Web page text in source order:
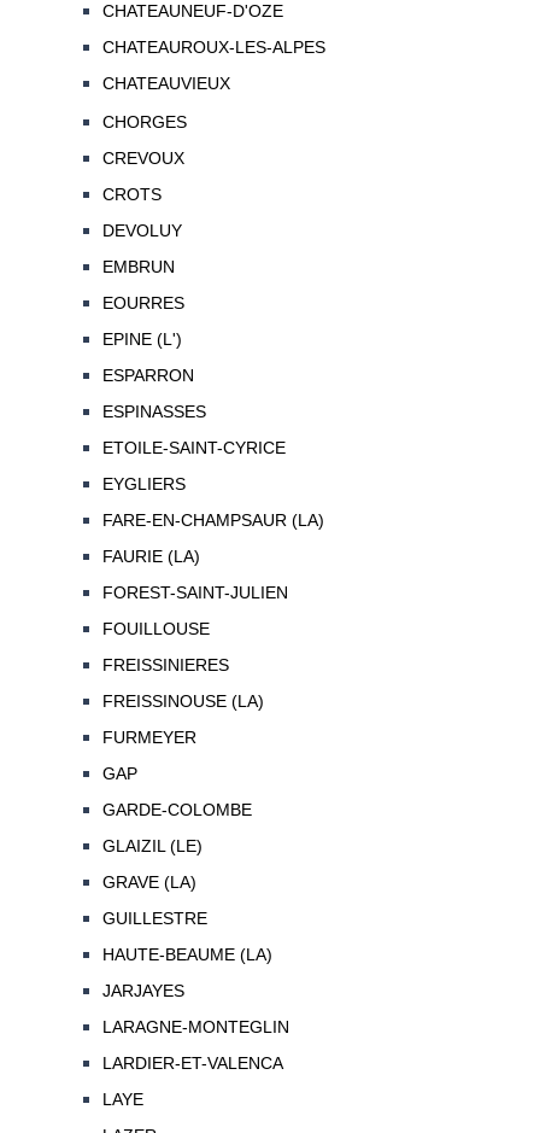
CHATEAUNEUF-D'OZE
CHATEAUROUX-LES-ALPES
CHATEAUVIEUX
CHORGES
CREVOUX
CROTS
DEVOLUY
EMBRUN
EOURRES
EPINE (L')
ESPARRON
ESPINASSES
ETOILE-SAINT-CYRICE
EYGLIERS
FARE-EN-CHAMPSAUR (LA)
FAURIE (LA)
FOREST-SAINT-JULIEN
FOUILLOUSE
FREISSINIERES
FREISSINOUSE (LA)
FURMEYER
GAP
GARDE-COLOMBE
GLAIZIL (LE)
GRAVE (LA)
GUILLESTRE
HAUTE-BEAUME (LA)
JARJAYES
LARAGNE-MONTEGLIN
LARDIER-ET-VALENCA
LAYE